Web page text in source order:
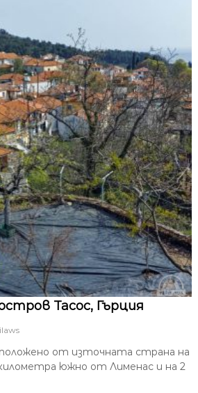
Тасос, Гърция
от източната страна на
южно от Лименас и на 2